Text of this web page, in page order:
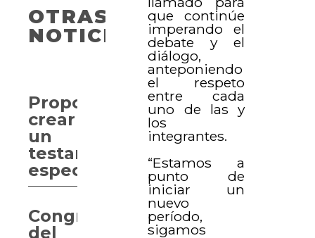
que continúe
imperando el
debate y el
diálogo,
anteponiendo
el respeto
entre cada
uno de las y
los
integrantes.
“Estamos a
punto de
iniciar un
nuevo
período,
sigamos
OTRAS
NOTICIAS
Proponen
crear
un
testamento
especial
Congreso
del